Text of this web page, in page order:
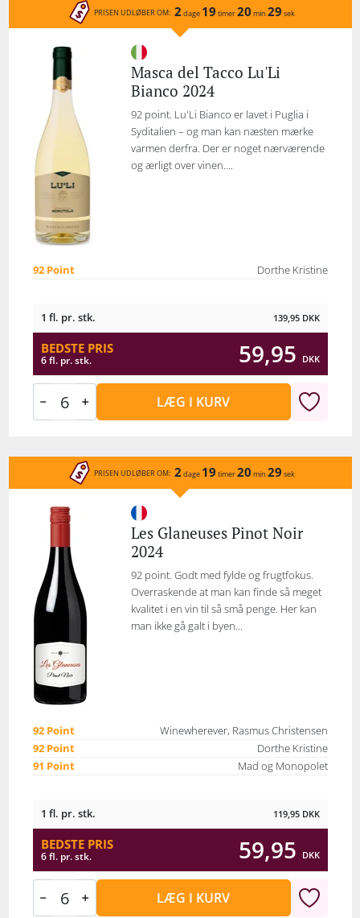
PRISEN UDLØBER OM: 2 dage 19 timer20 min 29 sek
Masca del Tacco Lu'Li
Bianco 2024
92 point. Lu'Li Bianco er lavet i Puglia i
Syditalien – og man kan næsten mærke
varmen derfra. Der er noget nærværende
og ærligt over vinen....
92 Point Dorthe Kristine
1 fl. pr. stk. 139,95 DKK
BEDSTE PRIS
6 fl. pr. stk. 59,95 DKK
LÆG I KURV
PRISEN UDLØBER OM: 2 dage 19 timer20 min 29 sek
Les Glaneuses Pinot Noir
2024
92 point. Godt med fylde og frugtfokus.
Overraskende at man kan finde så meget
kvalitet i en vin til så små penge. Her kan
man ikke gå galt i byen...
92 Point
Winewherever, Rasmus Christensen
92 Point
Dorthe Kristine
91 Point
Mad og Monopolet
1 fl. pr. stk. 119,95 DKK
BEDSTE PRIS
6 fl. pr. stk. 59,95 DKK
LÆG I KURV